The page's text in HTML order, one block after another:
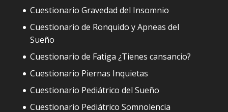
Cuestionario Gravedad del Insomnio
Cuestionario de Ronquido y Apneas del
Sueño
Cuestionario de Fatiga ¿Tienes cansancio?
Cuestionario Piernas Inquietas
Cuestionario Pediátrico del Sueño
Cuestionario Pediátrico Somnolencia